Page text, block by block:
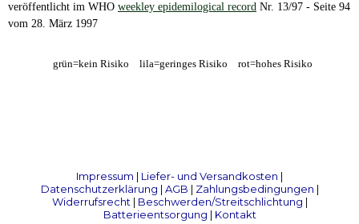
veröffentlicht im WHO weekley epidemilogical record Nr. 13/97 - Seite 94
vom 28. März 1997
grün=kein Risiko lila=geringes Risiko rot=hohes Risiko
Impressum | Liefer- und Versandkosten |
Datenschutzerklärung | AGB | Zahlungsbedingungen |
Widerrufsrecht | Beschwerden/Streitschlichtung |
Batterieentsorgung | Kontakt